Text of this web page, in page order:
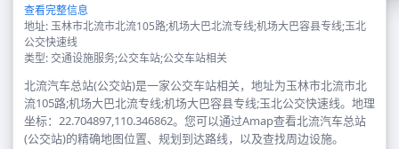
查看完整信息
地址: 玉林市北流市北流105路;机场大巴北流专线;机场大巴容县专线;玉北
公交快速线
类型: 交通设施服务;公交车站;公交车站相关
北流汽车总站(公交站)是一家公交车站相关，地址为玉林市北流市北
流105路;机场大巴北流专线;机场大巴容县专线;玉北公交快速线。地理
坐标：22.704897,110.346862。您可以通过Amap查看北流汽车总站
(公交站)的精确地图位置、规划到达路线，以及查找周边设施。